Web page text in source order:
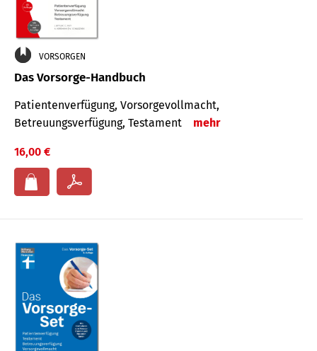
VORSORGEN
Das Vorsorge-Handbuch
Patientenverfügung, Vorsorgevollmacht,
Betreuungsverfügung, Testament
mehr
16,00 €